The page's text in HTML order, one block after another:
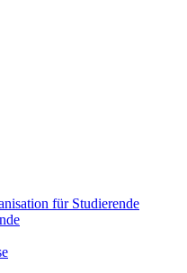
für Studierende